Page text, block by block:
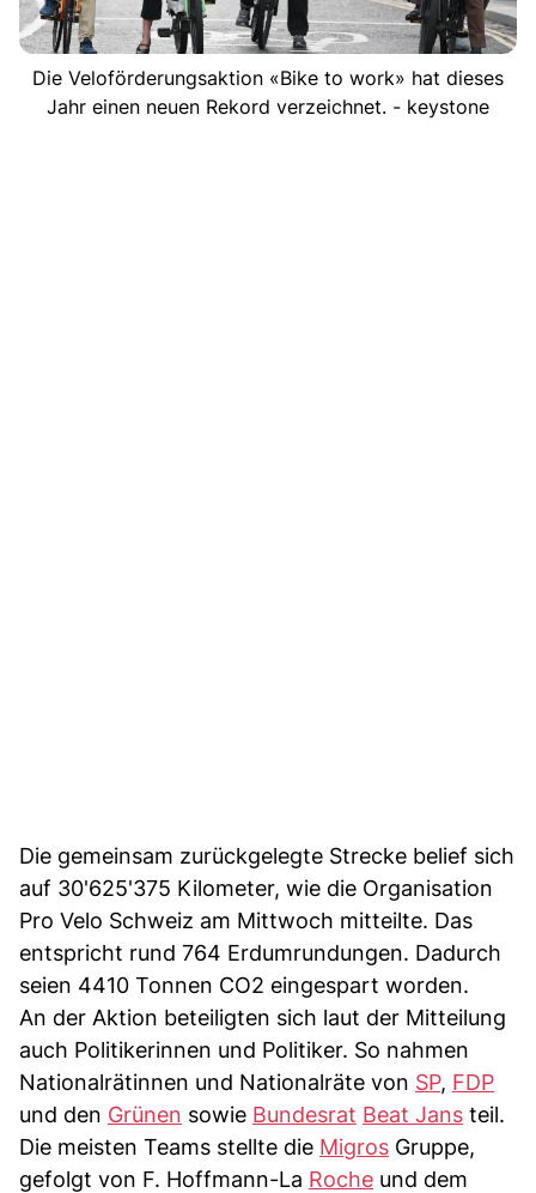
Die Veloförderungsaktion «Bike to work» hat dieses
Jahr einen neuen Rekord verzeichnet. - keystone
Die gemeinsam zurückgelegte Strecke belief sich
auf 30'625'375 Kilometer, wie die Organisation
Pro Velo Schweiz am Mittwoch mitteilte. Das
entspricht rund 764 Erdumrundungen. Dadurch
seien 4410 Tonnen CO2 eingespart worden.
An der Aktion beteiligten sich laut der Mitteilung
auch Politikerinnen und Politiker. So nahmen
Nationalrätinnen und Nationalräte von SP, FDP
und den Grünen sowie Bundesrat Beat Jans teil.
Die meisten Teams stellte die Migros Gruppe,
gefolgt von F. Hoffmann-La Roche und dem